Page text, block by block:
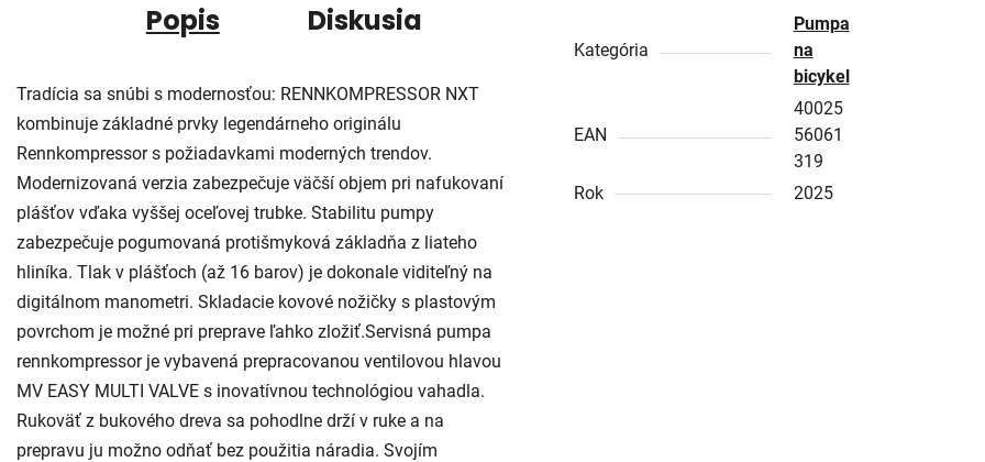
Popis Diskusia
Tradícia sa snúbi s modernosťou: RENNKOMPRESSOR NXT
kombinuje základné prvky legendárneho originálu
Rennkompressor s požiadavkami moderných trendov.
Modernizovaná verzia zabezpečuje väčší objem pri nafukovaní
plášťov vďaka vyššej oceľovej trubke. Stabilitu pumpy
zabezpečuje pogumovaná protišmyková základňa z liateho
hliníka. Tlak v plášťoch (až 16 barov) je dokonale viditeľný na
digitálnom manometri. Skladacie kovové nožičky s plastovým
povrchom je možné pri preprave ľahko zložiť.Servisná pumpa
rennkompressor je vybavená prepracovanou ventilovou hlavou
MV EASY MULTI VALVE s inovatívnou technológiou vahadla.
Rukoväť z bukového dreva sa pohodlne drží v ruke a na
prepravu ju možno odňať bez použitia náradia. Svojím
Kategória
Pumpa
na
bicykel
EAN
40025
56061
319
Rok
2025